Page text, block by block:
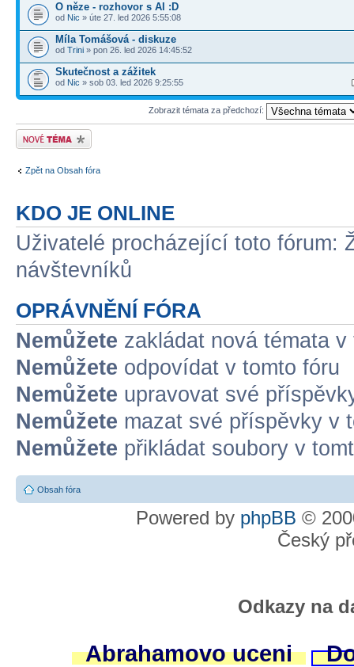
O něze - rozhovor s AI :D
od Nic » úte 27. led 2026 5:55:08
Míla Tomášová - diskuze
od Trini » pon 26. led 2026 14:45:52
Skutečnost a zážitek
od Nic » sob 03. led 2026 9:25:55
Zobrazit témata za předchozí:
Odeslat nové téma
Zpět na Obsah fóra
KDO JE ONLINE
Uživatelé procházející toto fórum:
návštevníků
OPRÁVNĚNÍ FÓRA
Nemůžete zakládat nová témata v
Nemůžete odpovídat v tomto fóru
Nemůžete upravovat své
Nemůžete mazat své příspěvky v
Nemůžete přikládat soubory v
Obsah fóra
Powered by phpBB ©
Český
Odkazy na
Abrahamovo uceni